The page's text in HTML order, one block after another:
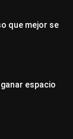
que mejor se
espacio